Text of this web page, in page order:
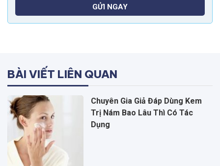
GỬI NGAY
BÀI VIẾT LIÊN QUAN
Chuyên Gia Giả Đáp Dùng Kem
Trị Nám Bao Lâu Thì Có Tác
Dụng